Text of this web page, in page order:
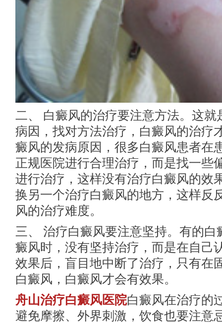
二、 白癜风的治疗要注意方法。这就
病因，找对方法治疗，白癜风的治疗
癜风的发病原因，很多白癜风患者在
正规医院进行合理治疗，而是找一些
进行治疗，这样没有治疗白癜风的效
换另一个治疗白癜风的地方，这样反
风的治疗难度。
三、 治疗白癜风要注意坚持。有的白
癜风时，没有坚持治疗，而是在自己
效果后，盲目地中断了治疗，只有在
白癜风，白癜风才会有效果。
舟山治疗白癜风医院白癜风在治疗的
避免摩擦、外界刺激，饮食也要注意